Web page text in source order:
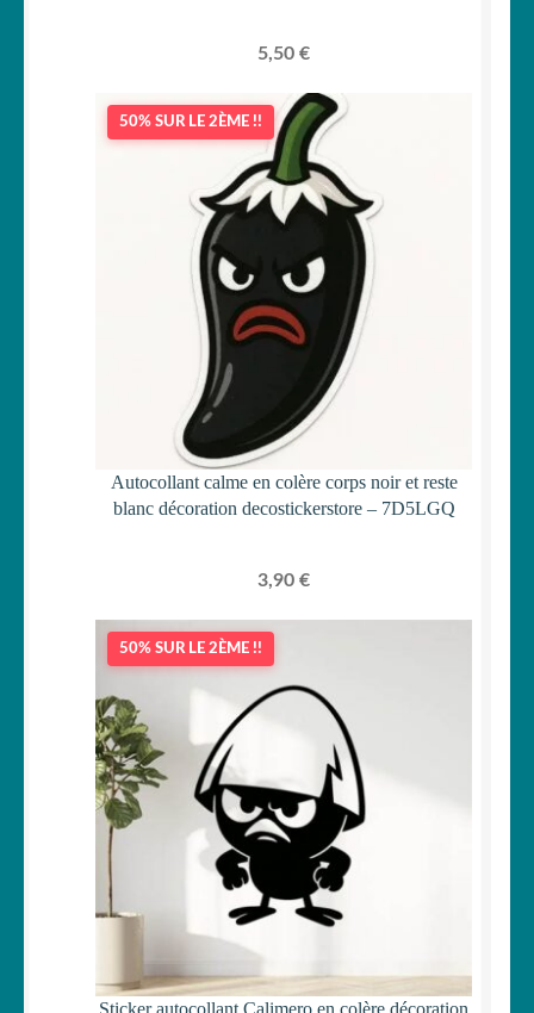
5,50 €
50% SUR LE 2ÈME !!
Autocollant calme en colère corps noir et reste
blanc décoration decostickerstore – 7D5LGQ
3,90 €
50% SUR LE 2ÈME !!
Sticker autocollant Calimero en colère décoration